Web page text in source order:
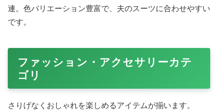
防水仕様の 牛革キーケースは、実用的で大人向け。シン
プルデザインが魅力で、楽天の結婚記念日検索で上位。鍵
の整理に便利で、毎日使う夫に喜ばれます。Amazonでも